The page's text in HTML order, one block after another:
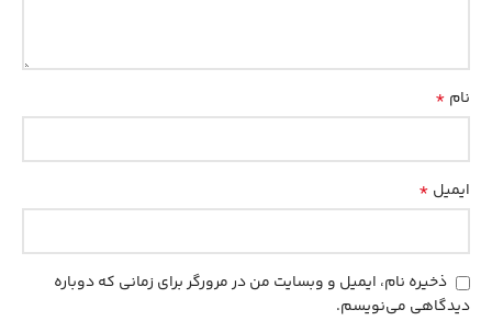
نام *
ایمیل *
ذخیره نام، ایمیل و وبسایت من در مرورگر برای زمانی که دوباره
دیدگاهی می‌نویسم.